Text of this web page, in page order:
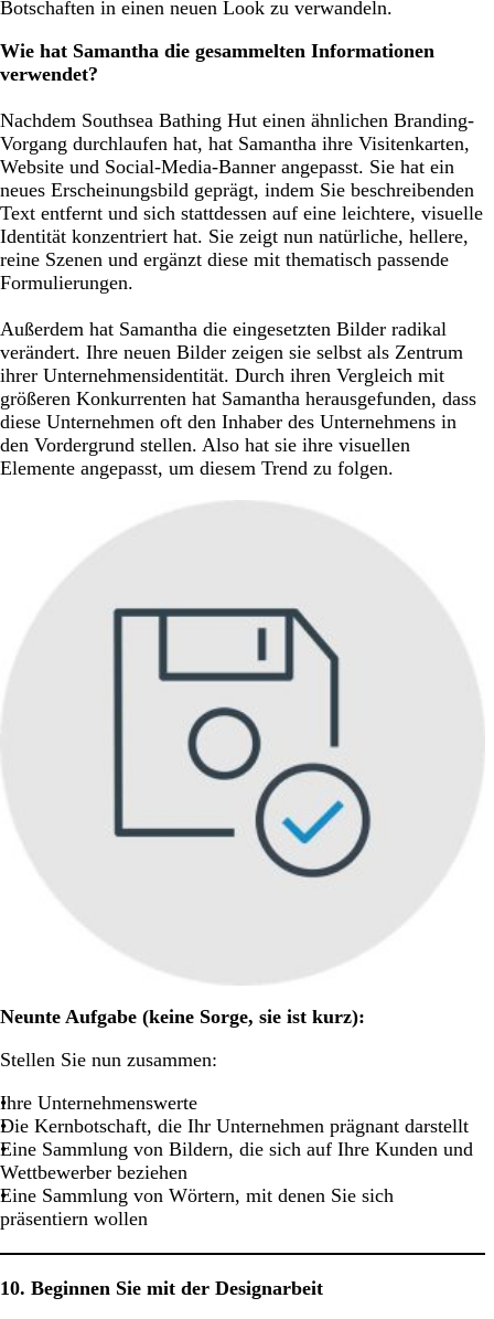
Botschaften in einen neuen Look zu verwandeln.
Wie hat Samantha die gesammelten Informationen
verwendet?
Nachdem Southsea Bathing Hut einen ähnlichen Branding-
Vorgang durchlaufen hat, hat Samantha ihre Visitenkarten,
Website und Social-Media-Banner angepasst. Sie hat ein
neues Erscheinungsbild geprägt, indem Sie beschreibenden
Text entfernt und sich stattdessen auf eine leichtere, visuelle
Identität konzentriert hat. Sie zeigt nun natürliche, hellere,
reine Szenen und ergänzt diese mit thematisch passende
Formulierungen.
Außerdem hat Samantha die eingesetzten Bilder radikal
verändert. Ihre neuen Bilder zeigen sie selbst als Zentrum
ihrer Unternehmensidentität. Durch ihren Vergleich mit
größeren Konkurrenten hat Samantha herausgefunden, dass
diese Unternehmen oft den Inhaber des Unternehmens in
den Vordergrund stellen. Also hat sie ihre visuellen
Elemente angepasst, um diesem Trend zu folgen.
Neunte Aufgabe (keine Sorge, sie ist kurz):
Stellen Sie nun zusammen:
Ihre Unternehmenswerte
Die Kernbotschaft, die Ihr Unternehmen prägnant darstellt
Eine Sammlung von Bildern, die sich auf Ihre Kunden und
Wettbewerber beziehen
Eine Sammlung von Wörtern, mit denen Sie sich
präsentiern wollen
10. Beginnen Sie mit der Designarbeit